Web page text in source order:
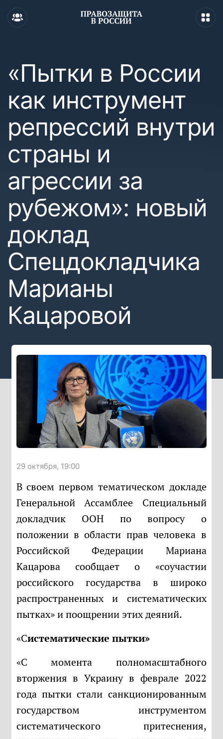
«Пытки в России
как инструмент
репрессий внутри
страны и
агрессии за
рубежом»: новый
доклад
Спецдокладчика
Марианы
Кацаровой
29 октября, 19:00
В своем первом тематическом докладе
Генеральной Ассамблее Специальный
докладчик ООН по вопросу о
положении в области прав человека в
Российской Федерации Мариана
Кацарова сообщает о «соучастии
российского государства в широко
распространенных и систематических
пытках» и поощрении этих деяний.
«Систематические пытки»
«С момента полномасштабного
вторжения в Украину в феврале 2022
года пытки стали санкционированным
государством инструментом
систематического притеснения,